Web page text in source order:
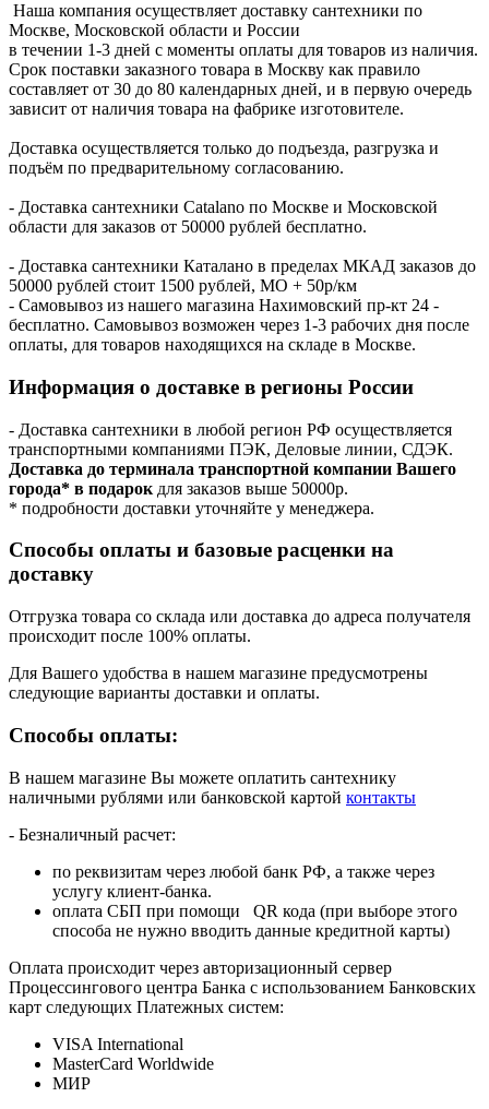
Наша компания осуществляет доставку сантехники по
Москве, Московской области и России
в течении 1-3 дней с моменты оплаты для товаров из наличия.
Срок поставки заказного товара в Москву как правило
составляет от 30 до 80 календарных дней, и в первую очередь
зависит от наличия товара на фабрике изготовителе.
Доставка осуществляется только до подъезда, разгрузка и
подъём по предварительному согласованию.
- Доставка сантехники Catalano по Москве и Московской
области для заказов от 50000 рублей бесплатно.
- Доставка сантехники Каталано в пределах МКАД заказов до
50000 рублей стоит 1500 рублей, МО + 50р/км
- Самовывоз из нашего магазина Нахимовский пр-кт 24 -
бесплатно. Самовывоз возможен через 1-3 рабочих дня после
оплаты, для товаров находящихся на складе в Москве.
Информация о доставке в регионы России
- Доставка сантехники в любой регион РФ осуществляется
транспортными компаниями ПЭК, Деловые линии, СДЭК.
Доставка до терминала транспортной компании Вашего
города* в подарок для заказов выше 50000р.
* подробности доставки уточняйте у менеджера.
Способы оплаты и базовые расценки на
доставку
Отгрузка товара со склада или доставка до адреса получателя
происходит после 100% оплаты.
Для Вашего удобства в нашем магазине предусмотрены
следующие варианты доставки и оплаты.
Способы оплаты:
В нашем магазине Вы можете оплатить сантехнику
наличными рублями или банковской картой контакты
- Безналичный расчет:
по реквизитам через любой банк РФ, а также через
услугу клиент-банка.
оплата СБП при помощи QR кода (при выборе этого
способа не нужно вводить данные кредитной карты)
Оплата происходит через авторизационный сервер
Процессингового центра Банка с использованием Банковских
карт следующих Платежных систем:
VISA International
MasterCard Worldwide
МИР